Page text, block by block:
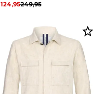
249,95
124,95